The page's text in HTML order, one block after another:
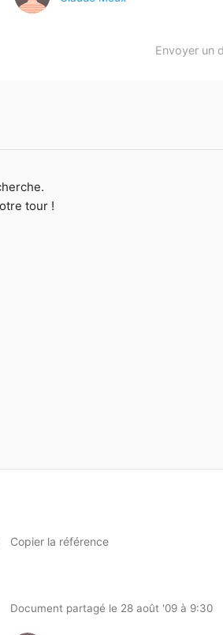
Envoyer un
tour !
Copierla référence
Document partagé le 28 août '09 à 9:30